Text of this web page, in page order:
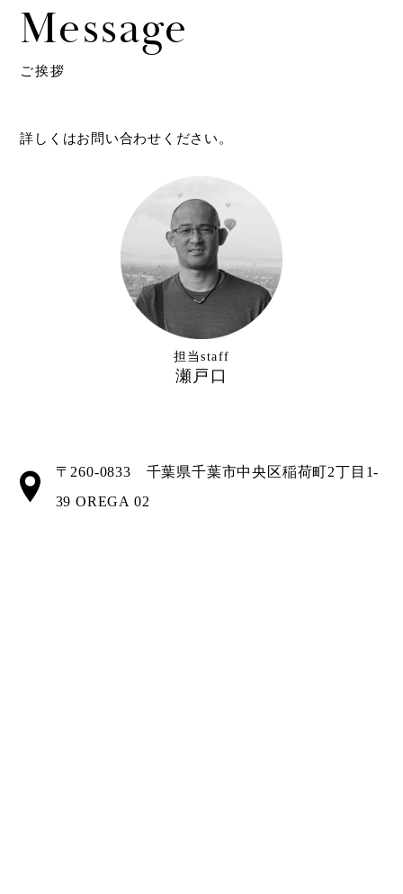
Message
ご挨拶
詳しくはお問い合わせください。
担当staff
瀬戸口
〒260-0833 千葉県千葉市中央区稲荷町2丁目1-
39 OREGA 02